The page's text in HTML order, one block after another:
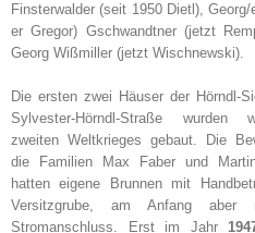
Finsterwalder (seit 1950 Dietl),
er Gregor) Gschwandtner (jetzt
Georg Wißmiller (jetzt Wischnewski).
Die ersten zwei Häuser der Hörndl-
Sylvester-Hörndl-Straße wurden
zweiten Weltkrieges gebaut. Die
die Familien Max Faber und
hatten eigene Brunnen mit
Versitzgrube, am Anfang aber
Stromanschluss. Erst im Jahr